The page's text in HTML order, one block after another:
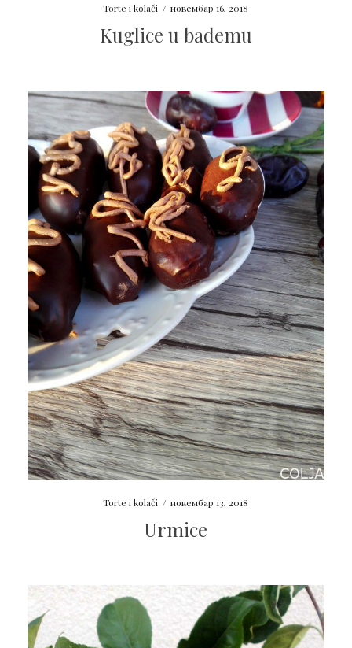
Torte i kolači / новембар 16, 2018
Kuglice u bademu
Torte i kolači / новембар 13, 2018
Urmice